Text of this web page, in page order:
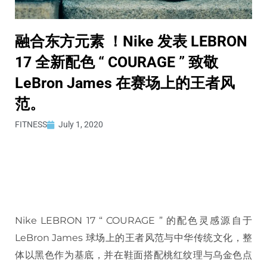
融合东方元素 ！Nike 发表 LEBRON
17 全新配色 “ COURAGE ” 致敬
LeBron James 在赛场上的王者风
范。
FITNESS July 1, 2020
Nike LEBRON 17 “ COURAGE ” 的配色灵感源自于
LeBron James 球场上的王者风范与中华传统文化，整
体以黑色作为基底，并在鞋面搭配桃红纹理与乌金色点